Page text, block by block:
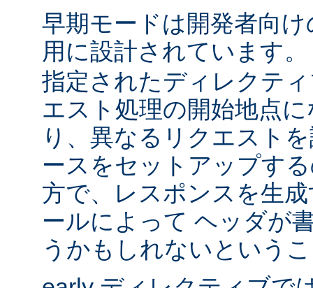
早期モードは開発者向
用に設計されています
指定されたディレクテ
エスト処理の開始地点
り、異なるリクエスト
ースをセットアップす
方で、レスポンスを生
ールによって ヘッダが
うかもしれないという